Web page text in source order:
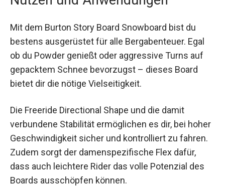
Nutzen und Anwendungen
Mit dem Burton Story Board Snowboard bist du
bestens ausgerüstet für alle Bergabenteuer. Egal
ob du Powder genießt oder aggressive Turns auf
gepacktem Schnee bevorzugst – dieses Board
Die Freeride Directional Shape und die damit
verbundene Stabilität ermöglichen es dir, bei
hoher Geschwindigkeit sicher und kontrolliert zu
fahren. Zudem sorgt der damenspezifische Flex
dafür, dass auch leichtere Rider das volle